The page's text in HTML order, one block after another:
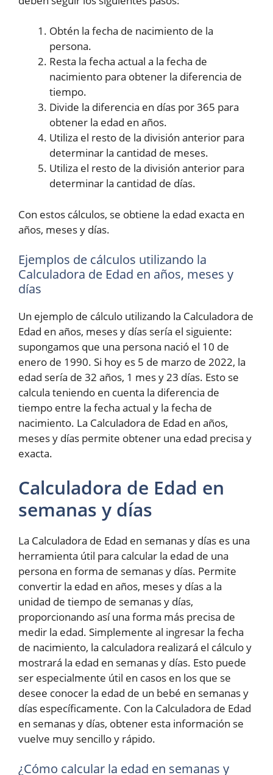
Obtén la fecha de nacimiento de la
persona.
Resta la fecha actual a la fecha de
nacimiento para obtener la diferencia de
tiempo.
Divide la diferencia en días por 365 para
obtener la edad en años.
Utiliza el resto de la división anterior para
determinar la cantidad de meses.
Utiliza el resto de la división anterior para
determinar la cantidad de días.
Con estos cálculos, se obtiene la edad exacta en
años, meses y días.
Ejemplos de cálculos utilizando la
Calculadora de Edad en años, meses y
días
Un ejemplo de cálculo utilizando la Calculadora de
Edad en años, meses y días sería el siguiente:
supongamos que una persona nació el 10 de
enero de 1990. Si hoy es 5 de marzo de 2022, la
edad sería de 32 años, 1 mes y 23 días. Esto se
calcula teniendo en cuenta la diferencia de
tiempo entre la fecha actual y la fecha de
nacimiento. La Calculadora de Edad en años,
meses y días permite obtener una edad precisa y
exacta.
Calculadora de Edad en
semanas y días
La Calculadora de Edad en semanas y días es una
herramienta útil para calcular la edad de una
persona en forma de semanas y días. Permite
convertir la edad en años, meses y días a la
unidad de tiempo de semanas y días,
proporcionando así una forma más precisa de
medir la edad. Simplemente al ingresar la fecha
de nacimiento, la calculadora realizará el cálculo y
mostrará la edad en semanas y días. Esto puede
ser especialmente útil en casos en los que se
desee conocer la edad de un bebé en semanas y
días específicamente. Con la Calculadora de Edad
en semanas y días, obtener esta información se
vuelve muy sencillo y rápido.
¿Cómo calcular la edad en semanas y